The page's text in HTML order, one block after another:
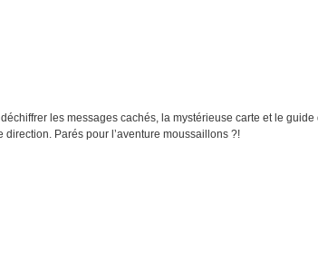
les messages cachés, la mystérieuse carte et le guide
Parés pour l’aventure moussaillons ?!